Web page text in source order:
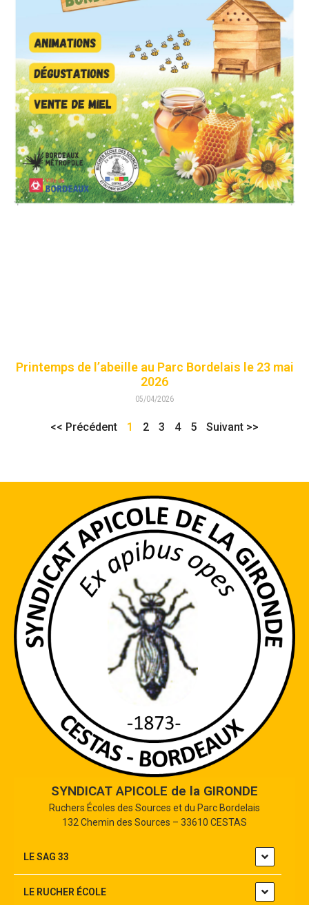
Printemps de l’abeille au Parc Bordelais le 23 mai
2026
05/04/2026
<< Précédent 1 2 3 4 5 Suivant >>
SYNDICAT APICOLE de la GIRONDE
Ruchers Écoles des Sources et du Parc Bordelais
132 Chemin des Sources – 33610 CESTAS
LE SAG 33
LE RUCHER ÉCOLE